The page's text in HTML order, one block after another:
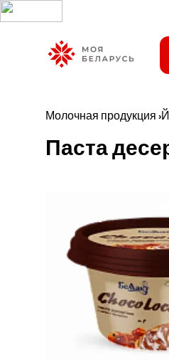
Молочная продукция ›
Паста